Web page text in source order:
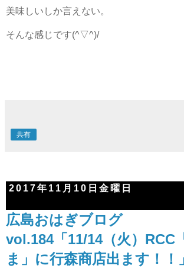
美味しいしか言えない。
そんな感じです(^▽^)/
共有
2017年11月10日金曜日
広島おはぎブログ
vol.184「11/14（火）RCC
ま」に行森商店出ます！！」